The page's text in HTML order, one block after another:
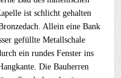
ist schlicht gehalten
Allein eine Bank
gefüllte Metallschale
ein rundes Fenster ins
Die Bauherren